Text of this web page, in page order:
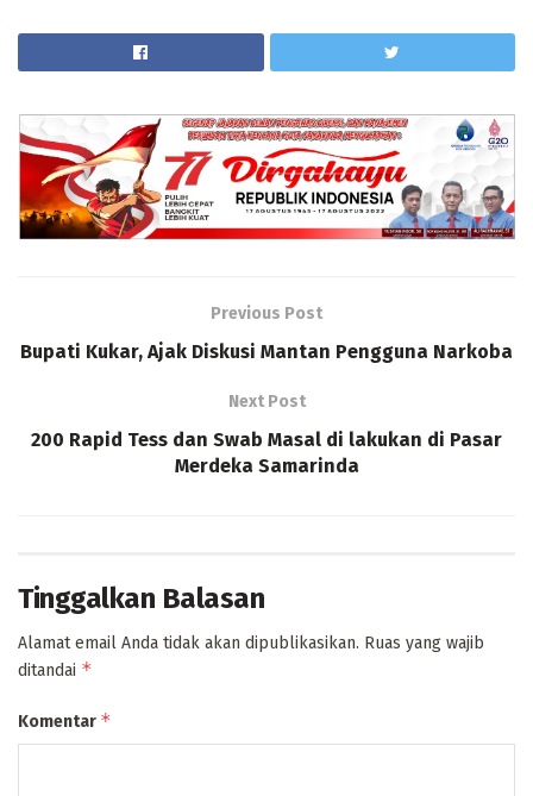
Previous Post
Bupati Kukar, Ajak Diskusi Mantan Pengguna Narkoba
Next Post
200 Rapid Tess dan Swab Masal di lakukan di Pasar
Merdeka Samarinda
Tinggalkan Balasan
Alamat email Anda tidak akan dipublikasikan. Ruas yang wajib
ditandai *
Komentar *